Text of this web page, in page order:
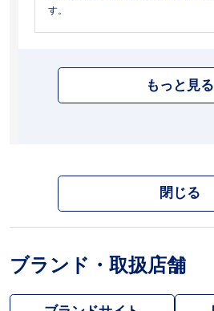
す。
もっと見る
閉じる
ブランド・取扱店舗